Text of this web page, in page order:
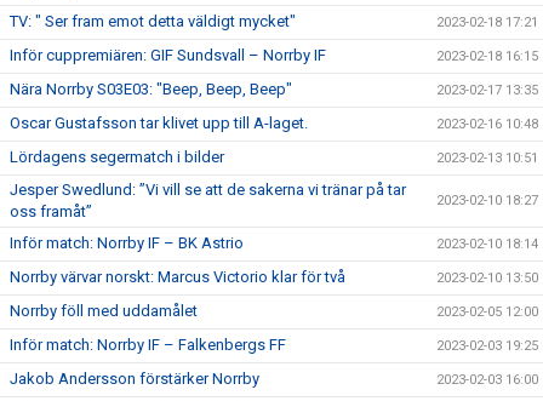
TV: " Ser fram emot detta väldigt mycket" 2023-02-18 17:21
Inför cuppremiären: GIF Sundsvall – Norrby IF 2023-02-18 16:15
Nära Norrby S03E03: "Beep, Beep, Beep" 2023-02-17 13:35
Oscar Gustafsson tar klivet upp till A-laget. 2023-02-16 10:48
Lördagens segermatch i bilder 2023-02-13 10:51
Jesper Swedlund: ”Vi vill se att de sakerna vi tränar på tar
oss framåt”
2023-02-10 18:27
Inför match: Norrby IF – BK Astrio 2023-02-10 18:14
Norrby värvar norskt: Marcus Victorio klar för två 2023-02-10 13:50
Norrby föll med uddamålet 2023-02-05 12:00
Inför match: Norrby IF – Falkenbergs FF 2023-02-03 19:25
Jakob Andersson förstärker Norrby 2023-02-03 16:00